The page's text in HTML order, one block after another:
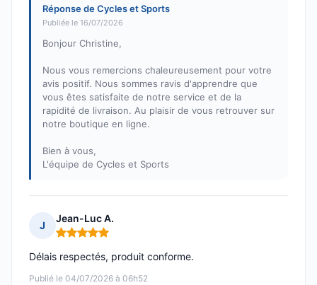
Réponse de Cycles et Sports
Publiée le 16/07/2026
Bonjour Christine,
Nous vous remercions chaleureusement pour votre
avis positif. Nous sommes ravis d'apprendre que
vous êtes satisfaite de notre service et de la
rapidité de livraison. Au plaisir de vous retrouver sur
notre boutique en ligne.
Bien à vous,
L'équipe de Cycles et Sports
J
Jean-Luc A.
Note : 5 sur 5
Publié le 04/07/2026 à 06h52
Délais respectés, produit conforme.